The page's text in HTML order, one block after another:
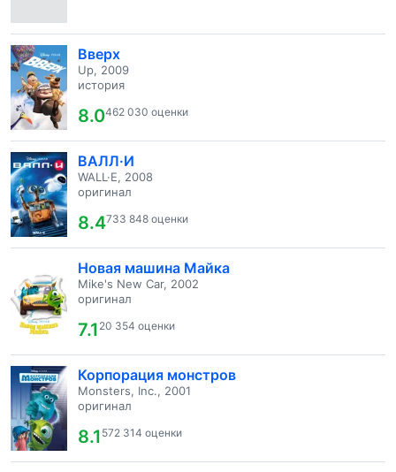
Вверх
Up, 2009
история
8.0462 030 оценки
ВАЛЛ·И
WALL·E, 2008
оригинал
8.4733 848 оценки
Новая машина Майка
Mike's New Car, 2002
оригинал
7.1 20 354 оценки
Корпорация монстров
Monsters, Inc., 2001
оригинал
8.1 572 314 оценки